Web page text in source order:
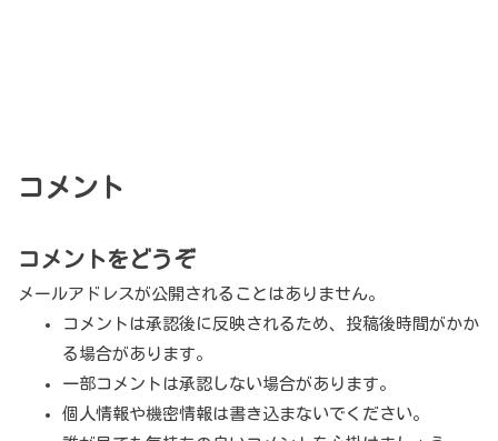
コメント
コメントをどうぞ
メールアドレスが公開されることはありません。
コメントは承認後に反映されるため、投稿後時間がかか
る場合があります。
一部コメントは承認しない場合があります。
個人情報や機密情報は書き込まないでください。